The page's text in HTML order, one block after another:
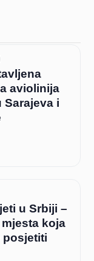
aviolinija
Sarajeva i
u Srbiji –
mjesta koja
posjetiti